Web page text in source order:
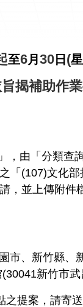
至6月 30 日 (
揭補助作
」，由「分類查
(107)文化部
並上傳附件檔
市、新竹縣、
(30041新竹市
之提案，請寄送